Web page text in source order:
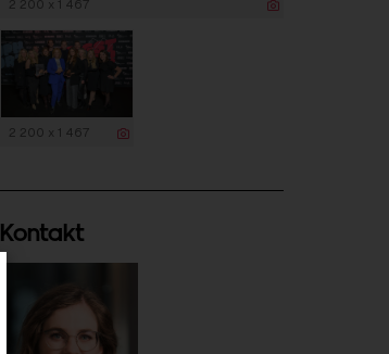
2 200 x 1 467
2 200 x 1 467
Kontakt